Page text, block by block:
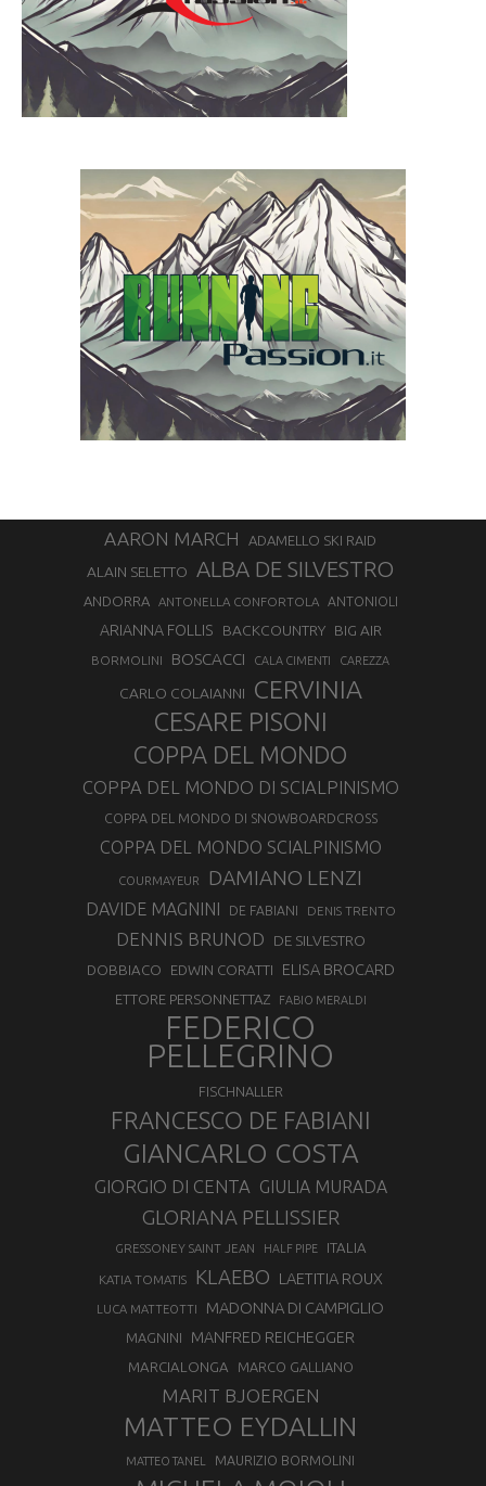
AARON MARCH ADAMELLO SKI RAID
ALAIN SELETTO ALBA DE SILVESTRO
ANDORRA ANTONELLA CONFORTOLA ANTONIOLI
ARIANNA FOLLIS BACKCOUNTRY BIG AIR
BORMOLINI BOSCACCI CALA CIMENTI CAREZZA
CARLO COLAIANNI CERVINIA
CESARE PISONI
COPPA DEL MONDO
COPPA DEL MONDO DI SCIALPINISMO
COPPA DEL MONDO DI SNOWBOARDCROSS
COPPA DEL MONDO SCIALPINISMO
COURMAYEUR DAMIANO LENZI
DAVIDE MAGNINI DE FABIANI DENIS TRENTO
DENNIS BRUNOD DE SILVESTRO
DOBBIACO EDWIN CORATTI ELISA BROCARD
ETTORE PERSONNETTAZ FABIO MERALDI
FEDERICO
PELLEGRINO
FISCHNALLER
FRANCESCO DE FABIANI
GIANCARLO COSTA
GIORGIO DI CENTA GIULIA MURADA
GLORIANA PELLISSIER
GRESSONEY SAINT JEAN HALF PIPE ITALIA
KATIA TOMATIS KLAEBO LAETITIA ROUX
LUCA MATTEOTTI MADONNA DI CAMPIGLIO
MAGNINI MANFRED REICHEGGER
MARCIALONGA MARCO GALLIANO
MARIT BJOERGEN
MATTEO EYDALLIN
MATTEO TANEL MAURIZIO BORMOLINI